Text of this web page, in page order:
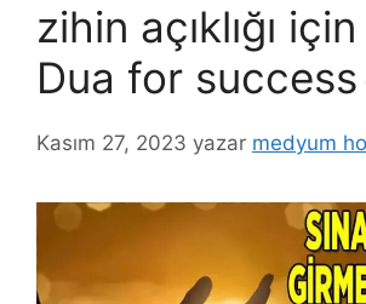
zihin açıklığı
Dua for success
Kasım 27, 2023 yazar medyum